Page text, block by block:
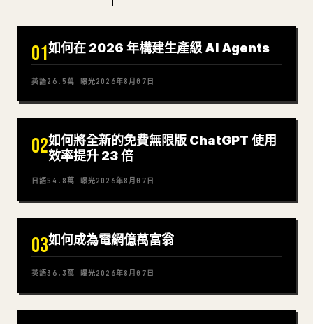
01如何在 2026 年構建生產級 AI Agents
英語26.5萬 曝光2026年8月07日
02如何將全新的免費無限版 ChatGPT 使用
效率提升 23 倍
日語54.8萬 曝光2026年8月07日
03如何成為電網億萬富翁
英語36.3萬 曝光2026年8月07日